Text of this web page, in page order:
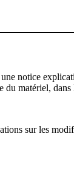
notice
matériel,
sur les